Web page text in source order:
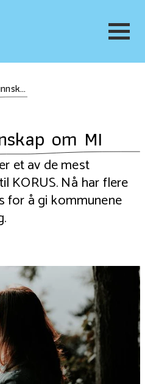
MI
om MI
et av de mest
KORUS. Nå har flere
for å gi kommunene